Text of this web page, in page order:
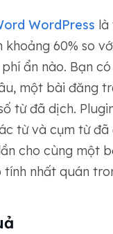
WordPress là
60% so
ẩn nào. Bạn
một bài đăng
từ đã dịch.
từ và cụm từ
cho cùng một
nhất quán